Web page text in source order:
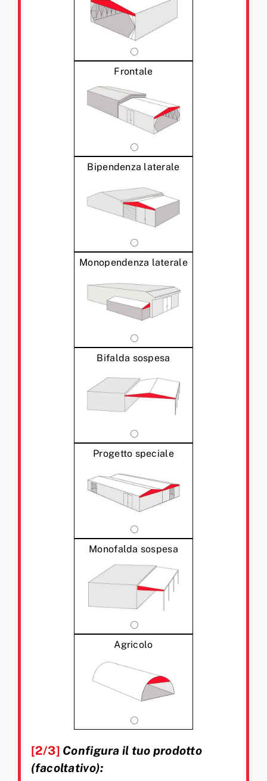
Frontale
Bipendenza laterale
Monopendenza laterale
Bifalda sospesa
Progetto speciale
Monofalda sospesa
Agricolo
[2/3] Configura il tuo prodotto
(facoltativo):